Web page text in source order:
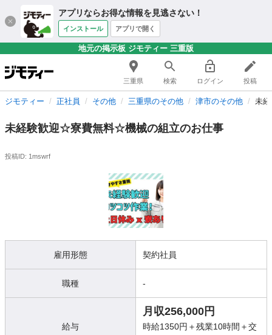
アプリならお得な情報を見逃さない！
インストール アプリで開く
地元の掲示板 ジモティー 三重版
三重県 検索 ログイン 投稿
ジモティー 正社員 その他 三重県のその他 津市のその他 未
未経験歓迎☆寮費無料☆機械の組立のお仕事
投稿ID: 1mswrf
雇用形態 契約社員
職種 -
給与
月収256,000円
時給1350円＋残業10時間＋交